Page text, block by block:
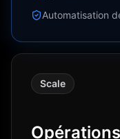
Automatisation
Scale